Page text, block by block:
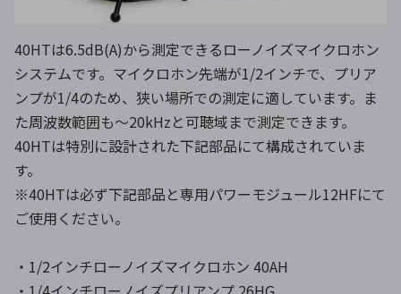
40HTは6.5dB(A)から測定できるローノイズマイクロホン
システムです。マイクロホン先端が1/2インチで、プリア
ンプが1/4のため、狭い場所での測定に適しています。ま
た周波数範囲も〜20kHzと可聴域まで測定できます。
40HTは特別に設計された下記部品にて構成されていま
す。
※40HTは必ず下記部品と専用パワーモジュール12HFにて
ご使用ください。
・1/2インチローノイズマイクロホン 40AH